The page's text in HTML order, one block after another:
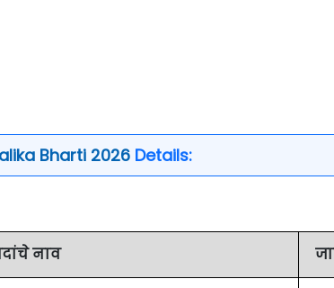
Bharti 2026Details:
नाव